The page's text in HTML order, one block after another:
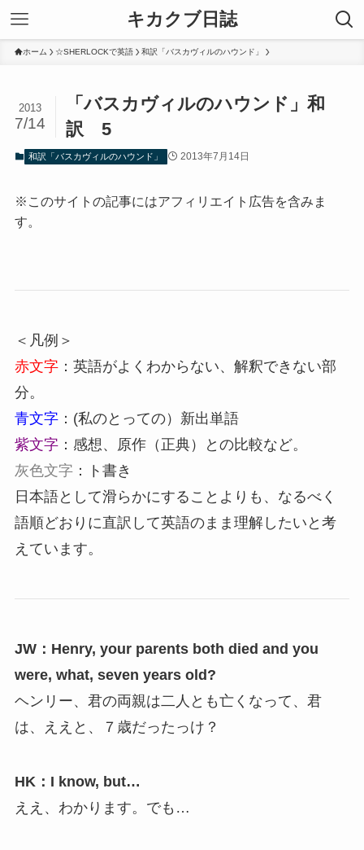
キカクブ日誌
ホーム ☆SHERLOCKで英語 和訳「バスカヴィルのハウンド」
「バスカヴィルのハウンド」和
訳 5
2013
7/14
和訳「バスカヴィルのハウンド」 2013年7月14日
※このサイトの記事にはアフィリエイト広告を含みま
す。
＜凡例＞
赤文字：英語がよくわからない、解釈できない部
分。
青文字：(私のとっての）新出単語
紫文字：感想、原作（正典）との比較など。
灰色文字：ト書き
日本語として滑らかにすることよりも、なるべく
語順どおりに直訳して英語のまま理解したいと考
えています。
JW：Henry, your parents both died and you
were, what, seven years old?
ヘンリー、君の両親は二人とも亡くなって、君
は、ええと、７歳だったっけ？
HK：I know, but…
ええ、わかります。でも…